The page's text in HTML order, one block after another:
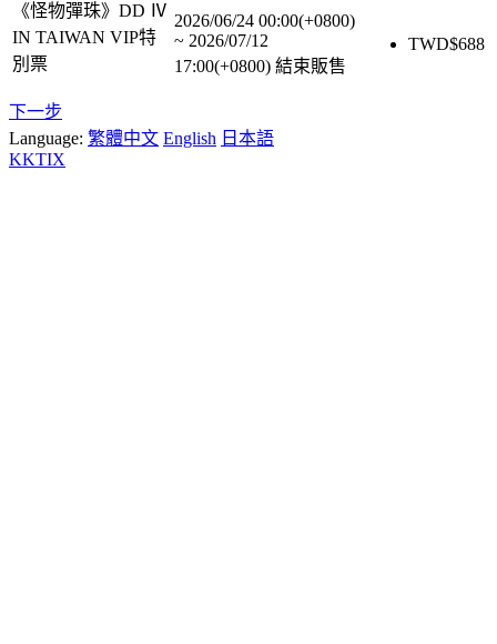
《怪物彈珠》DD Ⅳ
IN TAIWAN VIP特
別票
2026/06/24 00:00(+0800)
~ 2026/07/12
17:00(+0800) 結束販售
TWD$688
下一步
Language: 繁體中文 English 日本語
KKTIX